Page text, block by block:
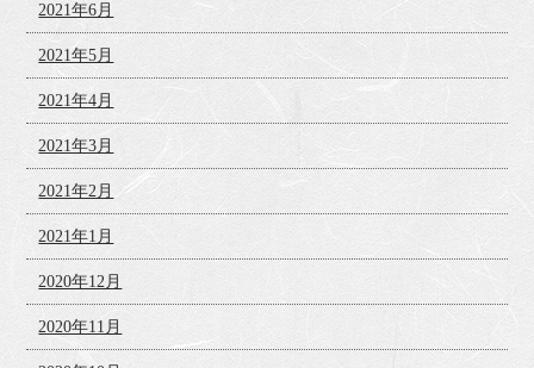
2021年6月
2021年5月
2021年4月
2021年3月
2021年2月
2021年1月
2020年12月
2020年11月